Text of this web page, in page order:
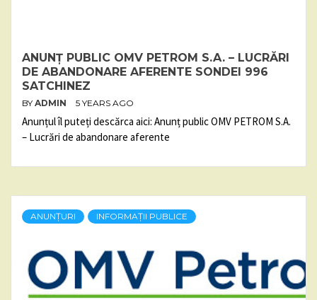
ANUNȚ PUBLIC OMV PETROM S.A. – LUCRĂRI
DE ABANDONARE AFERENTE SONDEI 996
SATCHINEZ
BY ADMIN 5 YEARS AGO
Anunțul îl puteți descărca aici: Anunț public OMV PETROM S.A.
– Lucrări de abandonare aferente
ANUNȚURI INFORMAȚII PUBLICE